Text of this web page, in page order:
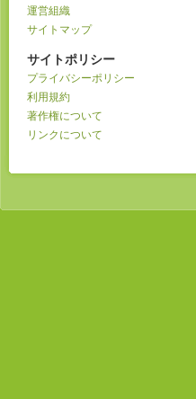
運営組織
サイトマップ
サイトポリシー
プライバシーポリシー
利用規約
著作権について
リンクについて